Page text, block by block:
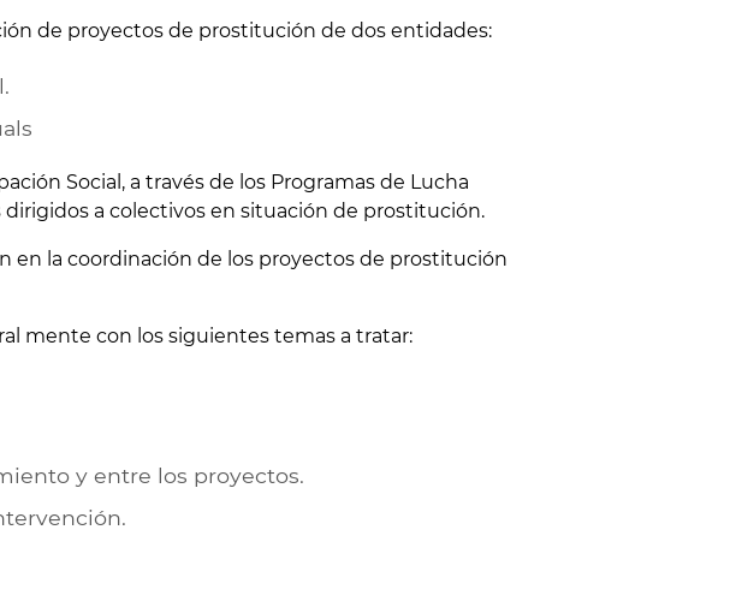
de proyectos de prostitución de dos entidades:
Social, a través de los Programas de Lucha
a colectivos en situación de prostitución.
en la coordinación de los proyectos de prostitución
mente con los siguientes temas a tratar:
y entre los proyectos.